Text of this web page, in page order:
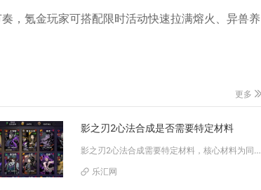
，氪金玩家可搭配限时活动快速拉满熔火、异兽养
更多
影之刃2心法合成是否需要特定材料
影之刃2心法合成需要特定材料，核心材料为同名心法本体、心法碎片，高阶合成还需昼夜材料与对应突破券，不同品质与阶段的合成，...
乐汇网